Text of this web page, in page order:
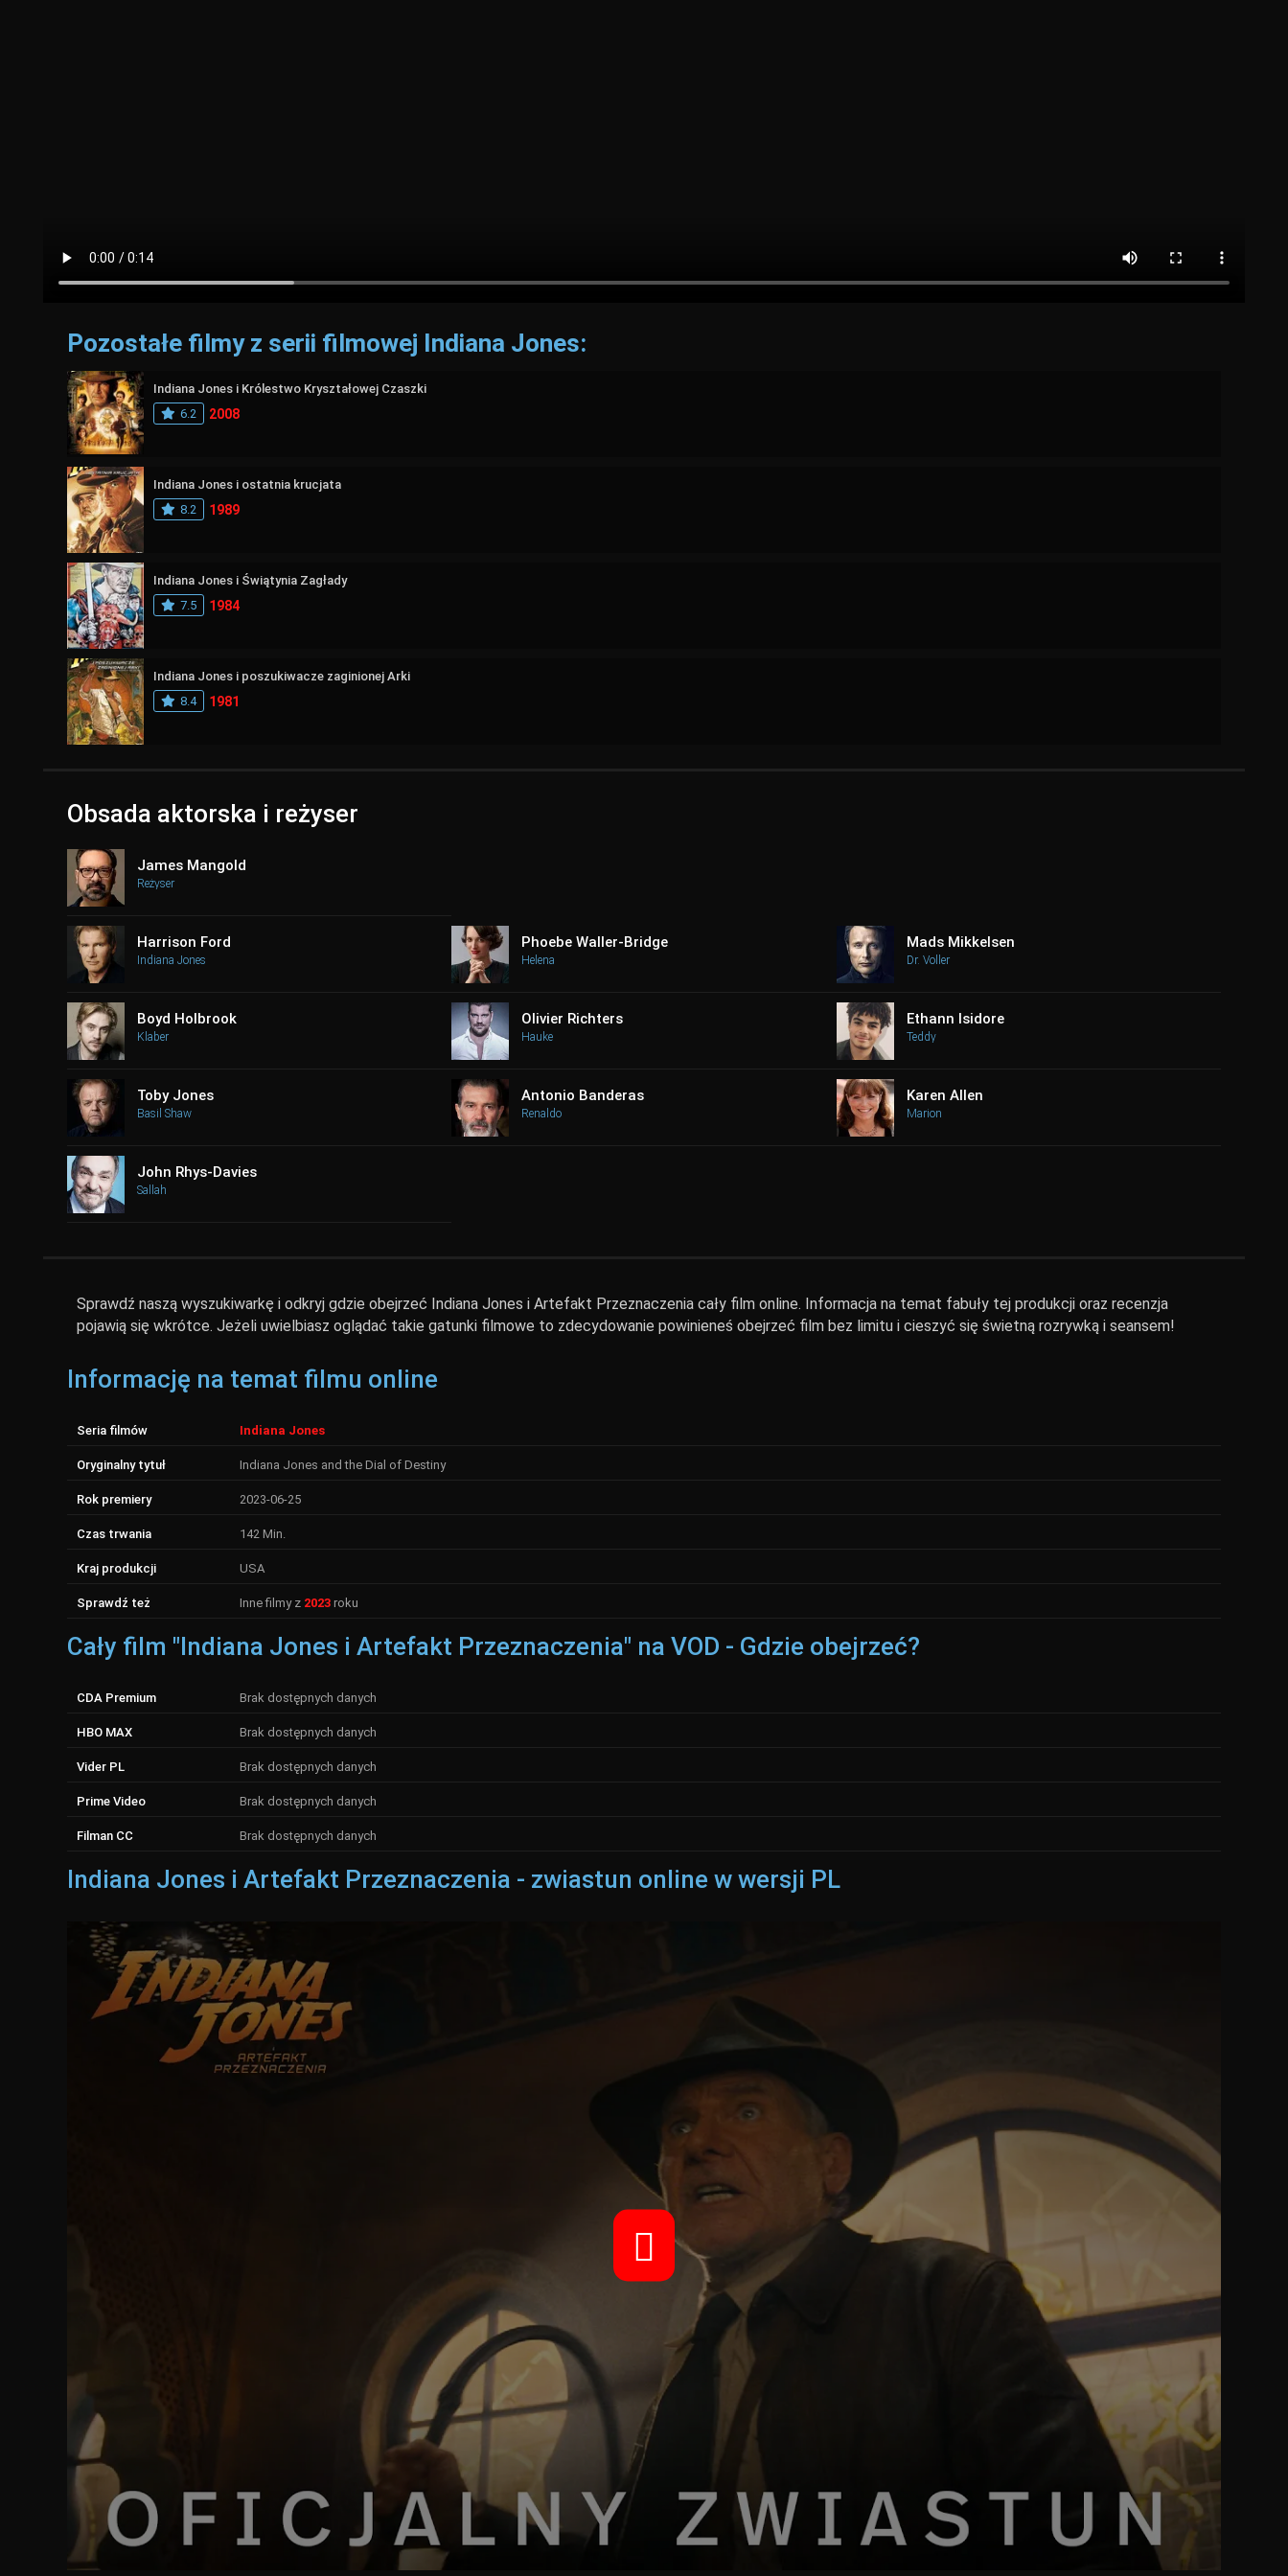
Pozostałe filmy z serii filmowej Indiana Jones:
Indiana Jones i Królestwo Kryształowej Czaszki
6.2
2008
Indiana Jones i ostatnia krucjata
8.2
1989
Indiana Jones i Świątynia Zagłady
7.5
1984
Indiana Jones i poszukiwacze zaginionej Arki
8.4
1981
Obsada aktorska i reżyser
James Mangold
Reżyser
Harrison Ford
Indiana Jones
Phoebe Waller-Bridge
Helena
Mads Mikkelsen
Dr. Voller
Boyd Holbrook
Klaber
Olivier Richters
Hauke
Ethann Isidore
Teddy
Toby Jones
Basil Shaw
Antonio Banderas
Renaldo
Karen Allen
Marion
John Rhys-Davies
Sallah
Sprawdź naszą wyszukiwarkę i odkryj gdzie obejrzeć Indiana Jones i Artefakt Przeznaczenia cały film online. Informacja na temat fabuły tej produkcji oraz recenzja
pojawią się wkrótce. Jeżeli uwielbiasz oglądać takie gatunki filmowe to zdecydowanie powinieneś obejrzeć film bez limitu i cieszyć się świetną rozrywką i seansem!
Informację na temat filmu online
Seria filmów Indiana Jones
Oryginalny tytuł Indiana Jones and the Dial of Destiny
Rok premiery 2023-06-25
Czas trwania 142 Min.
Kraj produkcji USA
Sprawdź też Inne filmy z 2023 roku
Cały film "Indiana Jones i Artefakt Przeznaczenia" na VOD - Gdzie obejrzeć?
CDA Premium Brak dostępnych danych
HBO MAX Brak dostępnych danych
Vider PL Brak dostępnych danych
Prime Video Brak dostępnych danych
Filman CC Brak dostępnych danych
Indiana Jones i Artefakt Przeznaczenia - zwiastun online w wersji PL